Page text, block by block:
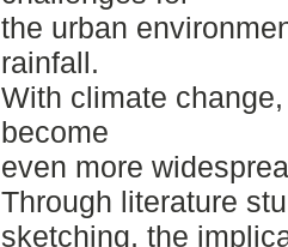
the urban
rainfall.
With climate
become
even more
Through literature
sketching, the